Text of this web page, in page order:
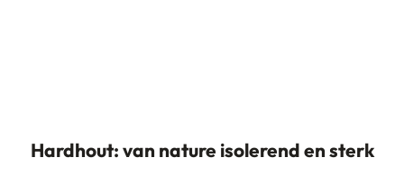
Hardhout: van nature isolerend en sterk